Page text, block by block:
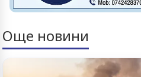
Още новини